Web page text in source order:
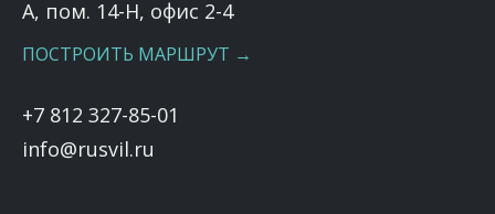
А, пом. 14-Н, офис 2-4
ПОСТРОИТЬ МАРШРУТ →
+7 812 327-85-01
info@rusvil.ru